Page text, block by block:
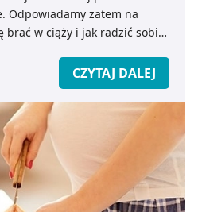
Odpowiadamy zatem na
brać w ciąży i jak radzić sobie
CZYTAJ DALEJ